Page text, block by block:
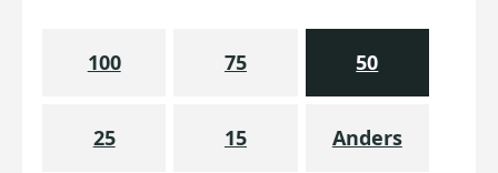
100 75 50
25 15 Anders